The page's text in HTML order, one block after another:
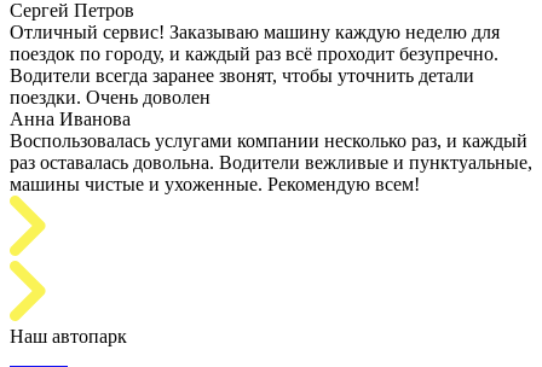
Сергей Петров
Отличный сервис! Заказываю машину каждую неделю для
поездок по городу, и каждый раз всё проходит безупречно.
Водители всегда заранее звонят, чтобы уточнить детали
поездки. Очень доволен
Анна Иванова
Воспользовалась услугами компании несколько раз, и каждый
раз оставалась довольна. Водители вежливые и пунктуальные,
машины чистые и ухоженные. Рекомендую всем!
Наш автопарк